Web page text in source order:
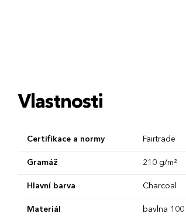
Vlastnosti
Certifikace a normy Fairtrade
Gramáž 210 g/m²
Hlavní barva Charcoal
Materiál bavlna 100